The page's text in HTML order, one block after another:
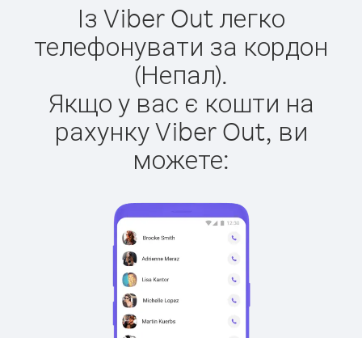
Із Viber Out легко
телефонувати за кордон
(Непал).
Якщо у вас є кошти на
рахунку Viber Out, ви
можете: